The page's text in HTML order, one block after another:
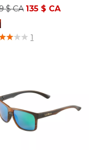
réduit de
$ CAà135 $ CA
sur 5 Évaluation des clients
1